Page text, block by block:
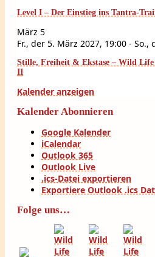
Level I – Der Einstieg ins Tantra-
März 5
Fr., der 5. März 2027, 19:00 - So.,
Stille, Freiheit & Ekstase – Wild Life
II
Kalender anzeigen
Kalender Abonnieren
Google Kalender
iCalendar
Outlook 365
Outlook Live
.ics-Datei exportieren
Exportiere Outlook .ics
Folge uns…